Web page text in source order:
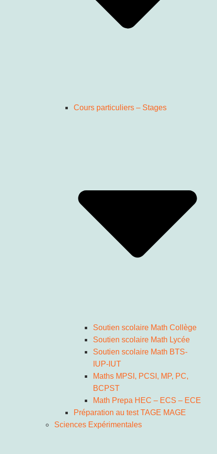
Cours particuliers – Stages
Soutien scolaire Math Collège
Soutien scolaire Math Lycée
Soutien scolaire Math BTS-
IUP-IUT
Maths MPSI, PCSI, MP, PC,
BCPST
Math Prepa HEC – ECS – ECE
Préparation au test TAGE MAGE
Sciences Expérimentales